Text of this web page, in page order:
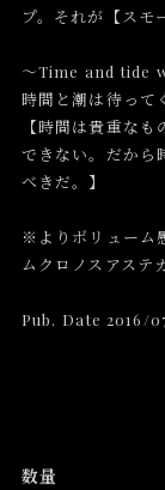
プ。それが【スモ
～Time and tide
時間と潮は待って
【時間は貴重な
できない。だから
べきだ。】
※よりボリューム
ムクロノスアステ
Pub. Date 2016/
数量